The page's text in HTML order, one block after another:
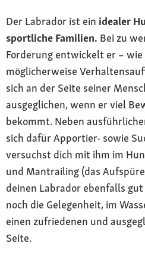
Der Labrador ist ein idealer
sportliche Familien. Bei zu
Forderung entwickelt er – wie
möglicherweise
sich an der Seite seiner
ausgeglichen, wenn er viel
bekommt. Neben
sich dafür Apportier- sowie
versuchst dich mit ihm im
und Mantrailing (das
deinen Labrador ebenfalls
noch die Gelegenheit, im
einen zufriedenen und
Seite.